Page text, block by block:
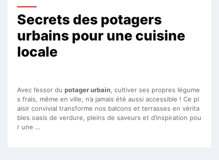
Secrets des potagers
urbains pour une cuisine
locale
Avec l’essor du potager urbain, cultiver ses propres légume
s frais, même en ville, n’a jamais été aussi accessible ! Ce pl
aisir convivial transforme nos balcons et terrasses en vérita
bles oasis de verdure, pleins de saveurs et d’inspiration pou
r une …